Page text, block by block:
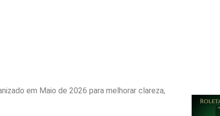
em Maio de 2026 para melhorar clareza,